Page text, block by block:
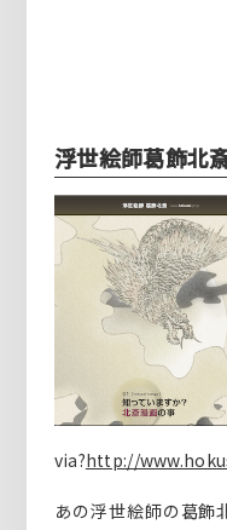
浮世絵師葛飾北
via?http://
あの浮世絵師の葛飾